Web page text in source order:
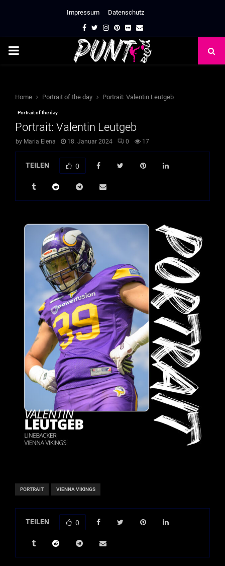
Impressum Datenschutz
Facebook
TwitterInstagram
Pinterest
FlickrEmail
PRIMARY
Home Portrait of the day Portrait: Valentin Leutgeb
Portrait of the day
Portrait: Valentin Leutgeb
by Maria Elena 18. Januar 2024 0 17
TEILEN 0
PORTRAIT VIENNA VIKINGS
TEILEN 0